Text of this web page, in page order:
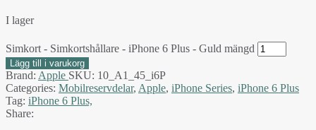
I lager
Simkort - Simkortshållare - iPhone 6 Plus - Guld mängd
Lägg till i varukorg
Brand: Apple SKU: 10_A1_45_i6P
Categories: Mobilreservdelar, Apple, iPhone Series, iPhone 6 Plus
Tag: iPhone 6 Plus,
Share: